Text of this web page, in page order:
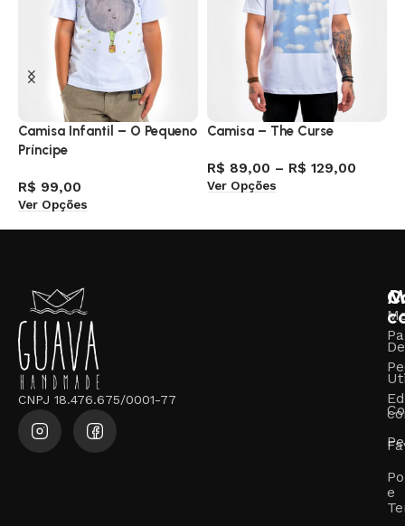
Camisa Infantil – O Pequeno
Príncipe
R$ 99,00
Ver Opções
Camisa – The Curse
R$ 89,00 – R$ 129,00
Ver Opções
CNPJ 18.476.675/0001-77
e